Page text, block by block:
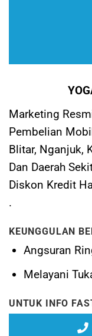
Marketing
Pembelian
Blitar, Nganjuk,
Dan Daerah
Diskon Kredit
.
KEUNGGULAN
Angsuran
Melayani
UNTUK INFO